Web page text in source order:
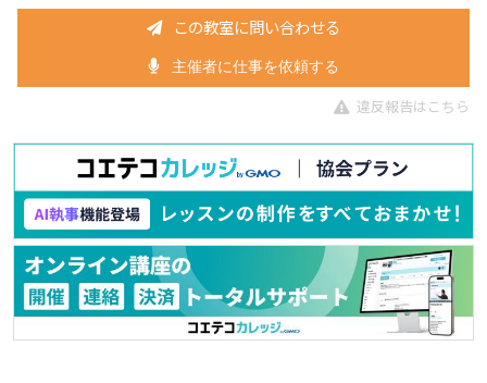
この教室に問い合わせる
主催者に仕事を依頼する
違反報告はこちら